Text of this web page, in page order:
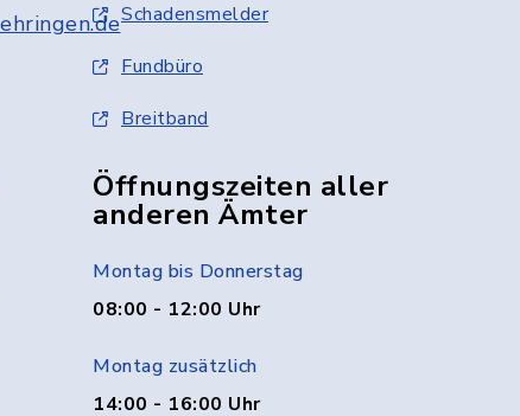
Schadensmelder
Fundbüro
Breitband
Öffnungszeiten aller
anderen Ämter
Montag bis Donnerstag
08:00 - 12:00 Uhr
Montag zusätzlich
14:00 - 16:00 Uhr